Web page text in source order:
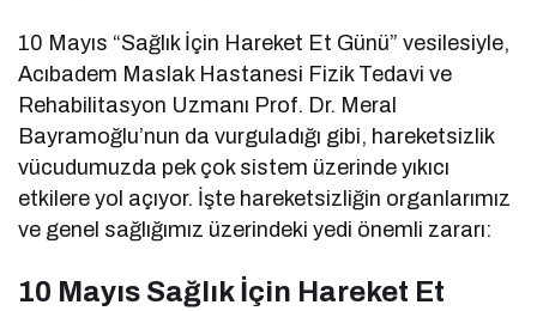
10 Mayıs “Sağlık İçin Hareket Et Günü” vesilesiyle,
Acıbadem Maslak Hastanesi Fizik Tedavi ve
Rehabilitasyon Uzmanı Prof. Dr. Meral
Bayramoğlu’nun da vurguladığı gibi, hareketsizlik
vücudumuzda pek çok sistem üzerinde yıkıcı
etkilere yol açıyor. İşte hareketsizliğin organlarımız
ve genel sağlığımız üzerindeki yedi önemli zararı:
10 Mayıs Sağlık İçin Hareket Et